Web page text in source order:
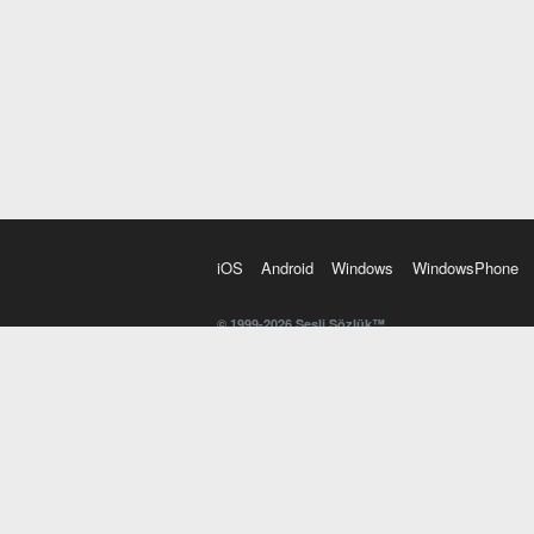
iOS Android Windows WindowsPhone
© 1999-2026 Sesli Sözlük™